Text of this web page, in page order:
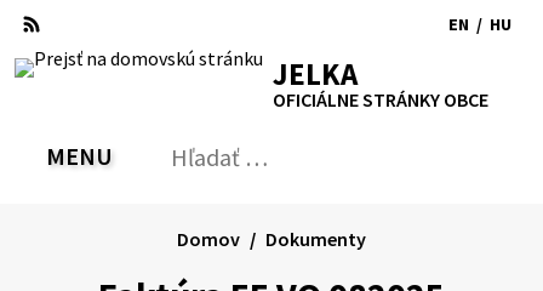
Preskočiť
obsah
RSS MapaTlačiť
Zvýšiť
kontrast
písmapísma
EN
to
/ HU
JELKA
OFICIÁLNE STRÁNKY OBCE
PREPNÚŤ
MENU Hľadať:
Domov Dokumenty